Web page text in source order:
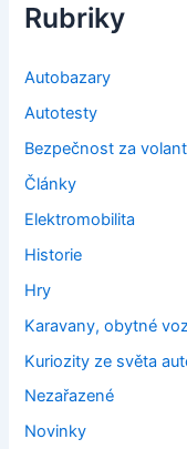
Rubriky
Autobazary
Autotesty
Bezpečnost za
Články
Elektromobilita
Historie
Hry
Karavany, obytné
Kuriozity ze světa
Nezařazené
Novinky